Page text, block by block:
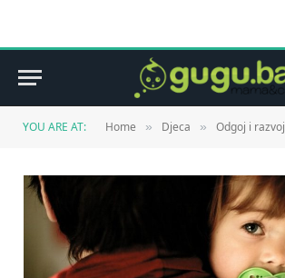
YOU ARE AT: Home » Djeca » Odgoj i razvoj